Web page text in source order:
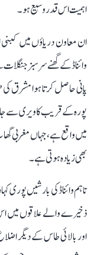
اہمیت اس قدر وسیع ہو۔
ان معاون دریاؤں میں
وائناڈ کے گھنے سرسبز جنگلات
پانی حاصل کرتا ہوا مشرق
پورہ کے قریب کاویری سے
بھی زیادہ ہوتی ہے۔
تاہم وائناڈ کی بارشیں پوری
ذخیرے والے علاقوں میں اس
اور بالائی طاس کے دیگر